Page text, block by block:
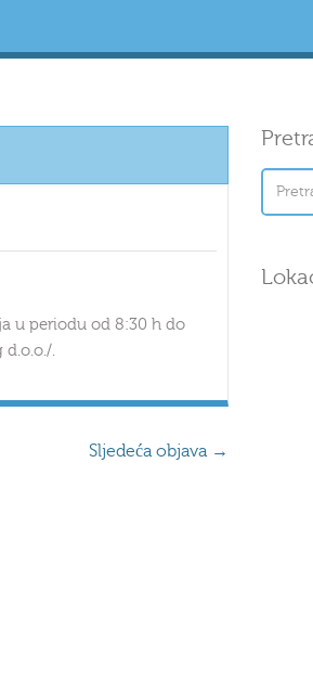
u periodu od 8:30 h do
d.o.o./.
Sljedeća objava →